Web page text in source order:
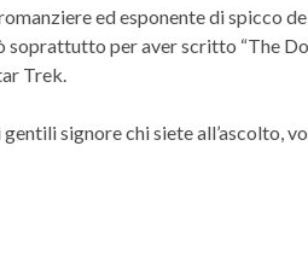
ed esponente di spicco
soprattutto per aver scritto “The
Trek.
signore chi siete all’ascolto,